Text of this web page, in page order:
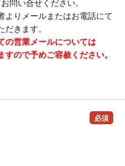
問い合せください。
よりメールまたはお電話にて
だきます。
の営業メールについては
ので予めご容赦ください。
必須